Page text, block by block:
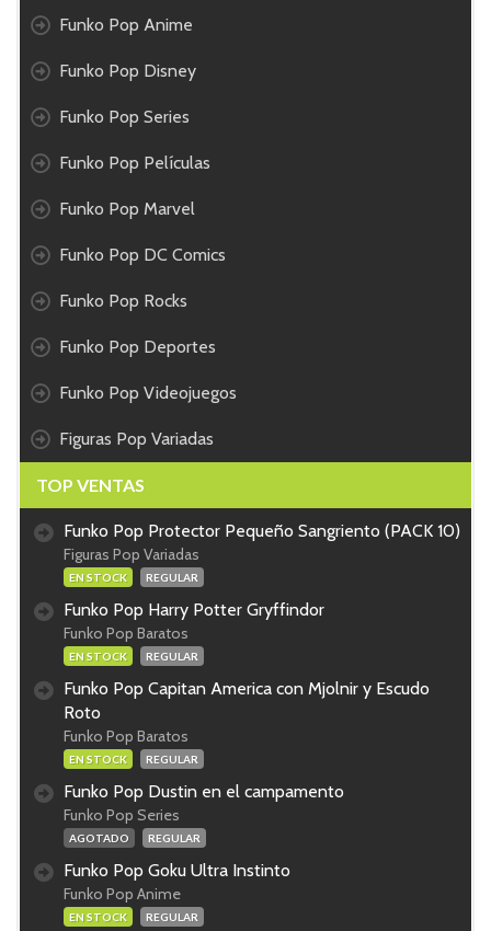
Funko Pop Anime
Funko Pop Disney
Funko Pop Series
Funko Pop Películas
Funko Pop Marvel
Funko Pop DC Comics
Funko Pop Rocks
Funko Pop Deportes
Funko Pop Videojuegos
Figuras Pop Variadas
TOP VENTAS
Funko Pop Protector Pequeño Sangriento (PACK 10)
Figuras Pop Variadas
EN STOCK REGULAR
Funko Pop Harry Potter Gryffindor
Funko Pop Baratos
EN STOCK REGULAR
Funko Pop Capitan America con Mjolnir y Escudo
Roto
Funko Pop Baratos
EN STOCK REGULAR
Funko Pop Dustin en el campamento
Funko Pop Series
AGOTADO REGULAR
Funko Pop Goku Ultra Instinto
Funko Pop Anime
EN STOCK REGULAR